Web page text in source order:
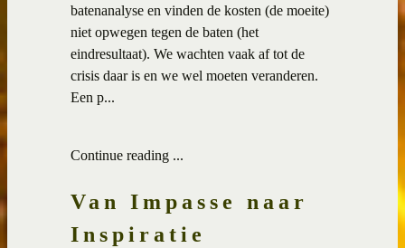
batenanalyse en vinden de kosten (de moeite)
niet opwegen tegen de baten (het
eindresultaat). We wachten vaak af tot de
crisis daar is en we wel moeten veranderen.
Een p...
Continue reading ...
Van Impasse naar
Inspiratie